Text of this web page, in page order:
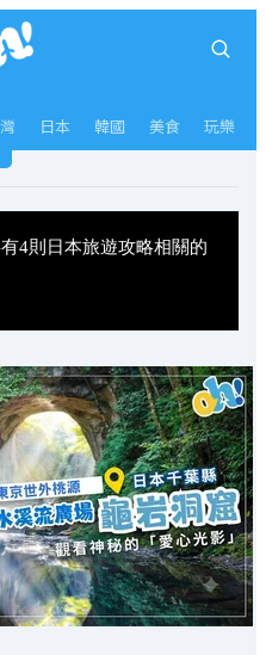
日本 韓國 美食 玩樂
4則日本旅遊攻略相關的